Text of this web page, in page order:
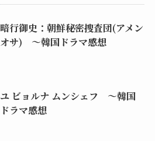
暗行御史：朝鮮秘密捜査団(アメン
オサ) ～韓国ドラマ感想
ユ ビョルナ ムンシェフ ～韓国
ドラマ感想